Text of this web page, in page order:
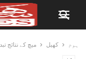
ہوم کھیل میچ کے نتائج